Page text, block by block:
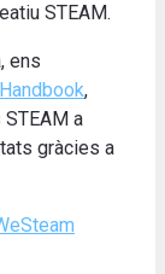
STEAM.
ens
,
a
gràcies a